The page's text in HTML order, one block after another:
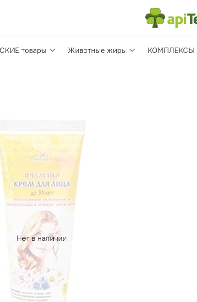
товары Животные жиры КОМПЛЕКСЫ
Нет в наличии